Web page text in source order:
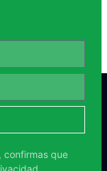
confirmas que